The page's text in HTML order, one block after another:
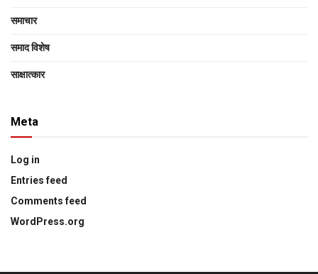
समाचार
समाद विशेष
साक्षात्‍कार
Meta
Log in
Entries feed
Comments feed
WordPress.org